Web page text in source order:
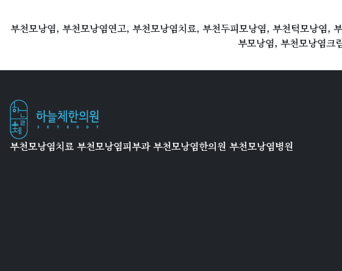
부천모낭염, 부천모낭염연고, 부천모낭염치료, 부천두피모낭염, 부천턱모낭염,
부모낭염, 부천모낭염크
부천모낭염치료 부천모낭염피부과 부천모낭염한의원 부천모낭염병원